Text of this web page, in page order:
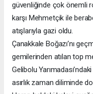
güvenliğinde çok önemli
karşı Mehmetçik ile
atışlarıyla gazi oldu.
Çanakkale Boğazı’nı
gemilerinden atılan top
Gelibolu
asırlık zaman diliminde